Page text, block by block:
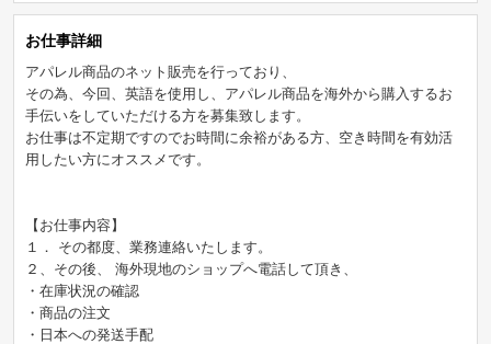
お仕事詳細
アパレル商品のネット販売を行っており、
その為、今回、英語を使用し、アパレル商品を海外から購入するお
手伝いをしていただける方を募集致します。
お仕事は不定期ですのでお時間に余裕がある方、空き時間を有効活
用したい方にオススメです。
【お仕事内容】
１． その都度、業務連絡いたします。
２、その後、 海外現地のショップへ電話して頂き、
・在庫状況の確認
・商品の注文
・日本への発送手配